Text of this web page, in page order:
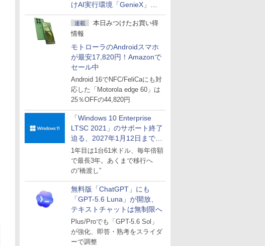
けAI実行環境「GenieX」を
試してみた
連載
本日みつけたお買い得
情報
モトローラのAndroidスマホ
が最安17,820円！Amazonで
セール中
Android 16でNFC/FeliCaにも対
応した「Motorola edge 60」は
25％OFFの44,820円
「Windows 10 Enterprise
LTSC 2021」のサポート終了
迫る、2027年1月12日まで
～ESUは9月1日から販売
1年目は1台61米ドル、毎年倍額
で最長3年。あくまで移行へ
の“橋渡し”
無料版「ChatGPT」にも
「GPT-5.6 Luna」が開放、
テキストチャットは無制限へ
Plus/Proでも「GPT-5.6 Sol」
が強化、即答・熟考をスライダ
ーで調整